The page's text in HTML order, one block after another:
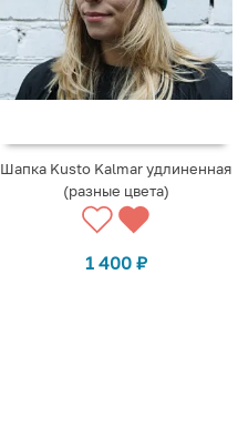
Шапка Kusto Kalmar удлиненная
(разные цвета)
1 400 ₽